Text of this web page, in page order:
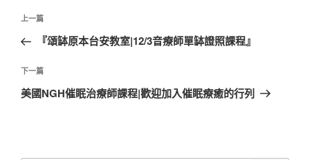
文
導
覽
上
一
文
章
上一篇
『頌缽原本台安教室|12/3音療師單缽證照課程』
下
一
下一篇
美國NGH催眠治療師課程|歡迎加入催眠療癒的行列